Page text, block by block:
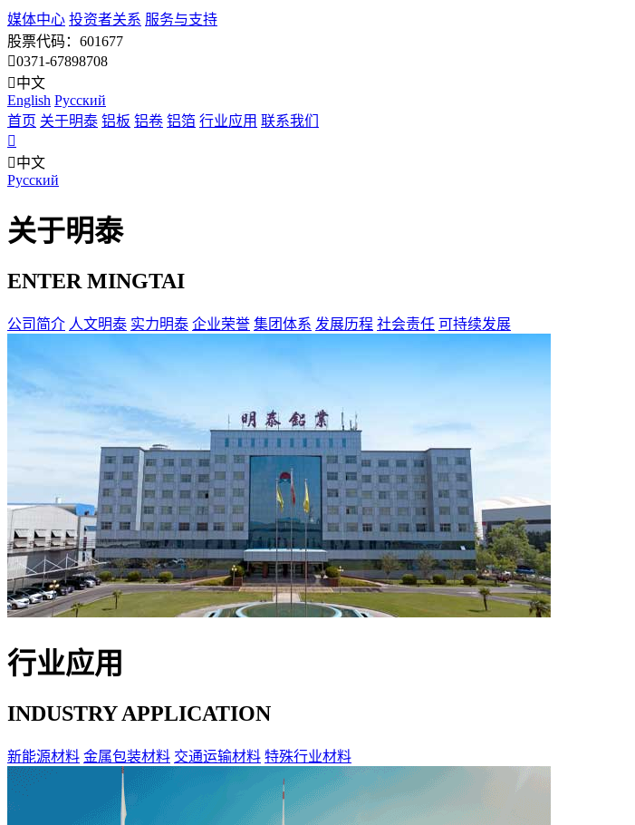
媒体中心 投资者关系 服务与支持
股票代码：601677
0371-67898708
中文
English Pусский
首页 关于明泰 铝板 铝卷 铝箔 行业应用 联系我们
中文
Pусский
关于明泰
ENTER MINGTAI
公司简介 人文明泰 实力明泰 企业荣誉 集团体系 发展历程 社会责任 可持续发展
行业应用
INDUSTRY APPLICATION
新能源材料 金属包装材料 交通运输材料 特殊行业材料